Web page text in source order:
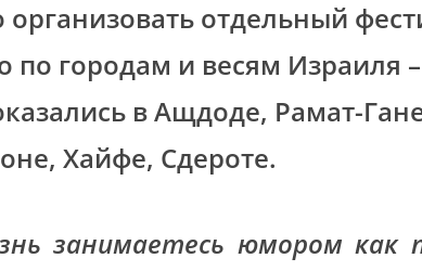
отдельный
по городам и весям Израиля
в Ащдоде, Рамат-
Хайфе, Сдероте.
занимаетесь юмором как